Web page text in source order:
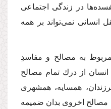
در زندگى اجتماعى
نمى‌تواند بر همه
مربوط به مصالح و مفاسدِ
از درك تمام مصالح
همسایه، همشهرى
مصالح اخروى بدان ضمیمه